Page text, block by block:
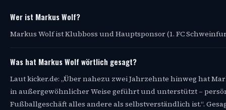
Wer ist Markus Wolf?
Markus Wolf ist Klubboss und Hauptsponsor (1. FC
Was hat Markus Wolf wörtlich gesagt?
Laut kicker.de: „Über nahezu zwei Jahrzehnte hinweg hat
in außergewöhnlicher Weise geführt und unterstützt –
Fußballgeschäft alles andere als selbstverständlich ist.“.